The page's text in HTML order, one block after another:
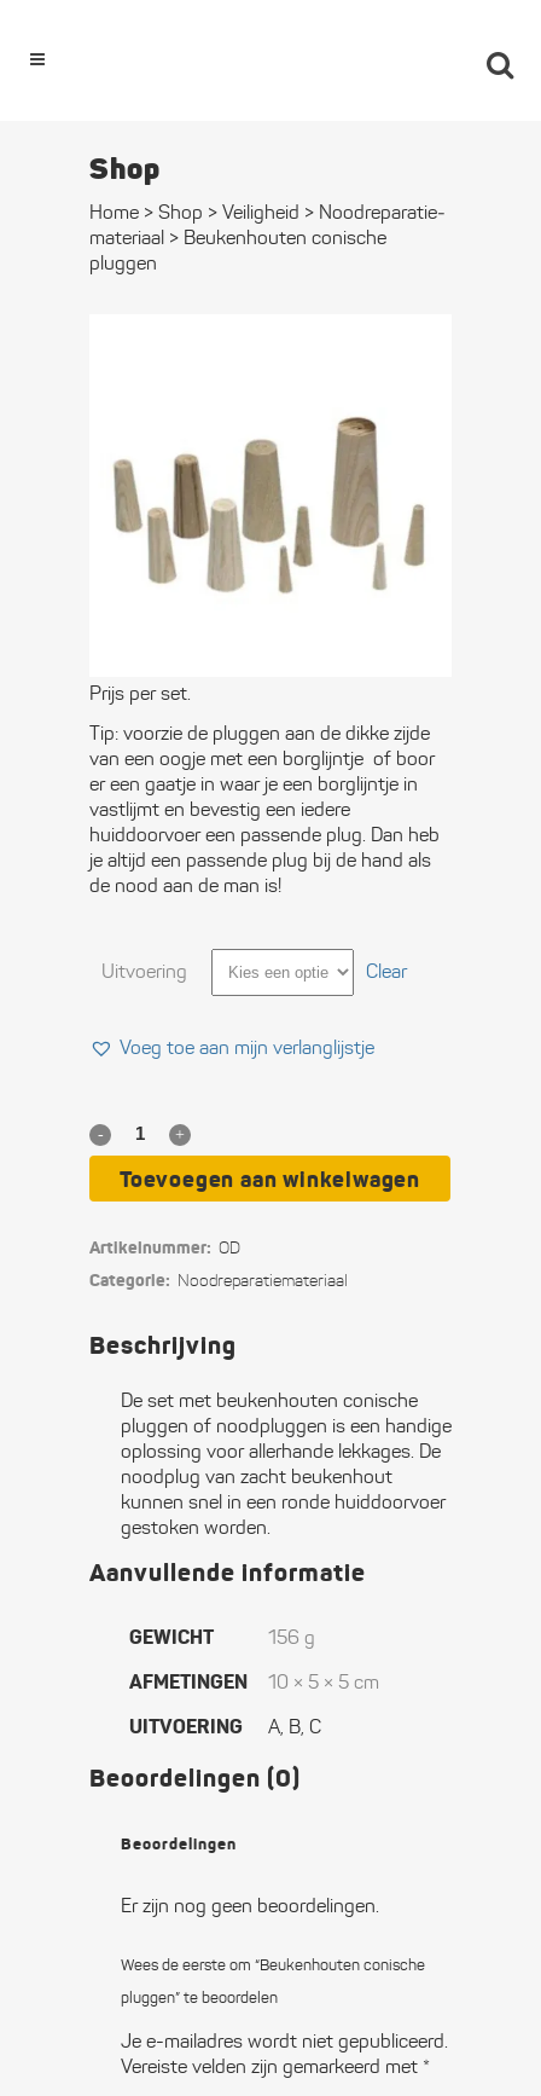
Shop
Home > Shop > Veiligheid > Nood­reparatie­
materiaal > Beukenhouten conische
pluggen
conische
pluggen
8,20 - € 18,75 Prijsklasse:
Prijs per set.
Tip: voorzie de pluggen aan de dikke zijde
van een oogje met een borglijntje of boor
er een gaatje in waar je een borglijntje in
vastlijmt en bevestig een iedere
huiddoorvoer een passende plug. Dan heb
je altijd een passende plug bij de hand als
de nood aan de man is!
Uitvoering Clear
Voeg toe aan mijn verlanglijstje
Beukenhouten
conische
Toevoegen aan winkelwagen
Artikelnummer: OD
Categorie: Nood­reparatie­materiaal
Beschrijving
De set met beukenhouten conische
pluggen of noodpluggen is een handige
oplossing voor allerhande lekkages. De
noodplug van zacht beukenhout
kunnen snel in een ronde huiddoorvoer
gestoken worden.
Aanvullende informatie
GEWICHT 156 g
AFMETINGEN 10 × 5 × 5 cm
UITVOERING A, B, C
Beoordelingen (0)
Beoordelingen
Er zijn nog geen beoordelingen.
Wees de eerste om “Beukenhouten conische
pluggen” te beoordelen
Je e-mailadres wordt niet gepubliceerd.
Vereiste velden zijn gemarkeerd met *